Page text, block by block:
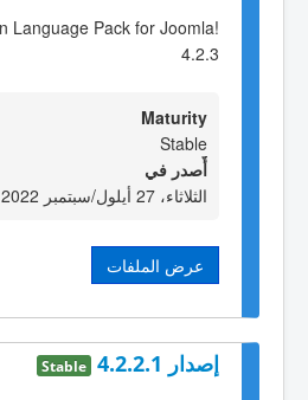
Language Pack for Joomla!
4.2.3
Maturity
Stable
أٌصدر في
الثلاثاء، 27 أيلول/سبتمبر 2022 15:04
عرض الملفات
إصدار 4.2.2.1 Stable